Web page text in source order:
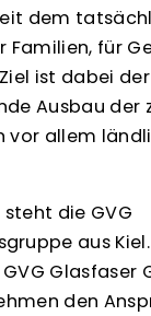
dem
Familien, für
ist dabei der
Ausbau der
vor allem
die GVG
aus
Glasfaser
den